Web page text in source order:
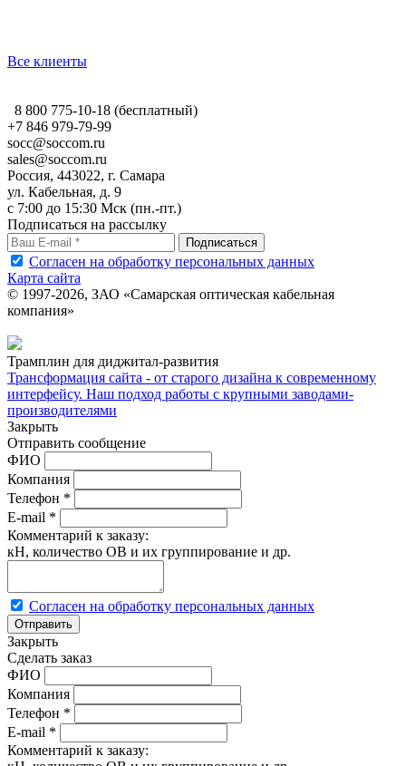
Все клиенты
8 800 775-10-18 (бесплатный)
+7 846 979-79-99
socc@soccom.ru
sales@soccom.ru
Россия, 443022, г. Самара
ул. Кабельная, д. 9
c 7:00 до 15:30 Мск (пн.-пт.)
Подписаться на рассылку
Согласен на обработку персональных данных
Карта сайта
© 1997-2026, ЗАО «Самарская оптическая кабельная
компания»
Трамплин для диджитал-развития
Трансформация сайта - от старого дизайна к современному
интерфейсу. Наш подход работы с крупными заводами-
производителями
Закрыть
Отправить сообщение
ФИО
Компания
Телефон *
E-mail *
Комментарий к заказу:
кН, количество ОВ и их группирование и др.
Согласен на обработку персональных данных
Закрыть
Сделать заказ
ФИО
Компания
Телефон *
E-mail *
Комментарий к заказу: